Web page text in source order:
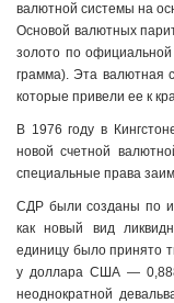
валютной системы на
Основой валютных
золото по
грамма). Эта валютная
которые привели ее к
В 1976 году в
новой счетной
специальные права
СДР были созданы по
как новый вид
единицу было принято
у доллара США —
неоднократной